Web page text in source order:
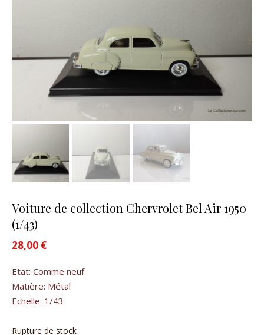
Voiture de collection Chervrolet Bel Air 1950
(1/43)
28,00 €
Etat: Comme neuf
Matière: Métal
Echelle: 1/43
Rupture de stock